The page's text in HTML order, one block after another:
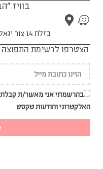
בוויז
בזלת 14 צור יגאל, (ההגעה בתאום מראש)
הצטרפו לרשימת התפוצה
בהרשמתי אני מאשר/ת קבלת
האלקטרוני והודעות טקסט